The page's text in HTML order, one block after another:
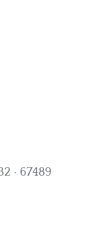
· 67489